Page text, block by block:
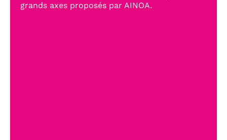
grands axes proposés par AINOA.